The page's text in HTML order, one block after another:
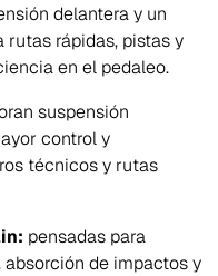
delantera y un
rutas rápidas, pistas y
en el pedaleo.
suspensión
control y
técnicos y rutas
pensadas para
de impactos y